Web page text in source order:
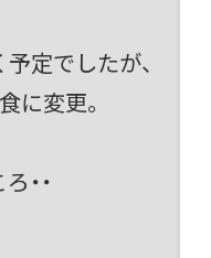
定でしたが、
に変更。
・・